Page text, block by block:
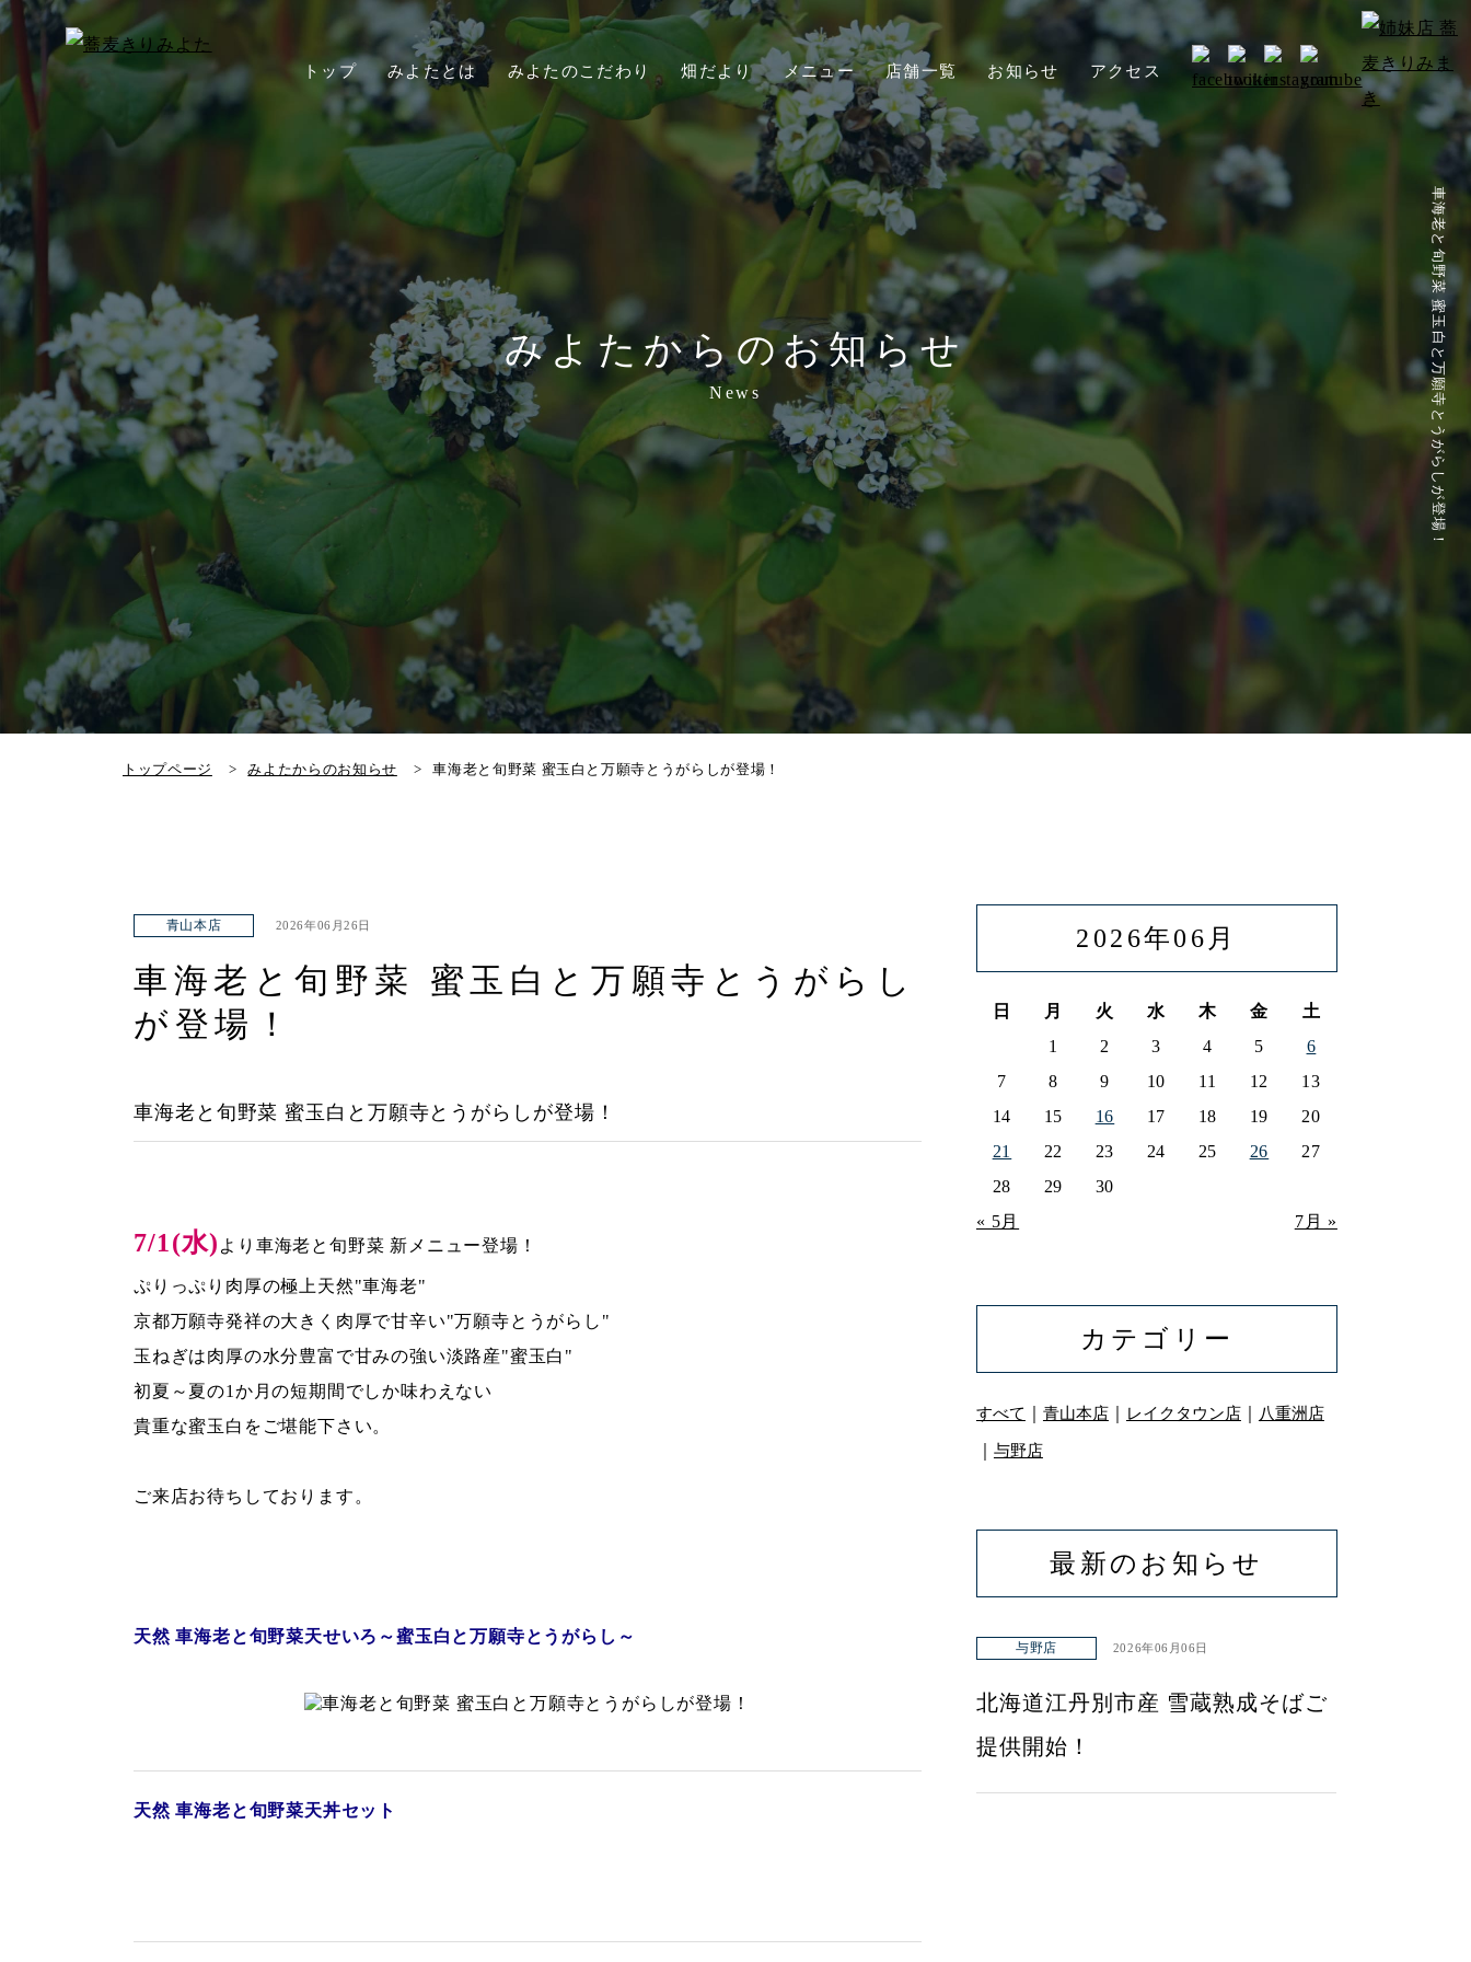
トップ みよたとは みよたのこだわり 畑だより メニュー 店舗一覧 お知らせ アクセス
車海老と旬野菜 蜜玉白と万願寺とうがらしが登場！
みよたからのお知らせ
News
トップページ みよたからのお知らせ 車海老と旬野菜 蜜玉白と万願寺とうがらしが登場！
青山本店 2026年06月26日
車海老と旬野菜 蜜玉白と万願寺とうがらし
が登場！
車海老と旬野菜 蜜玉白と万願寺とうがらしが登場！
7/1(水) より車海老と旬野菜 新メニュー登場！
ぷりっぷり肉厚の極上天然"車海老"
京都万願寺発祥の大きく肉厚で甘辛い"万願寺とうがらし"
玉ねぎは肉厚の水分豊富で甘みの強い淡路産"蜜玉白"
初夏～夏の1か月の短期間でしか味わえない
貴重な蜜玉白をご堪能下さい。
ご来店お待ちしております。
天然 車海老と旬野菜天せいろ ～蜜玉白と万願寺とうがらし～
天然 車海老と旬野菜天丼セット
2026年06月
日 月 火 水 木 金 土
« 5月 7月 »
1 2 3 4 5
6
7
8 9 10 11 12
13
14
15 16 17 18 19
20
21
22 23 24 25 26
27
28
29 30
カテゴリー
すべて 青山本店｜ レイクタウン店｜ 八重洲店
与野店
最新のお知らせ
与野店 2026年06月06日
北海道江丹別市産 雪蔵熟成そばご
提供開始！